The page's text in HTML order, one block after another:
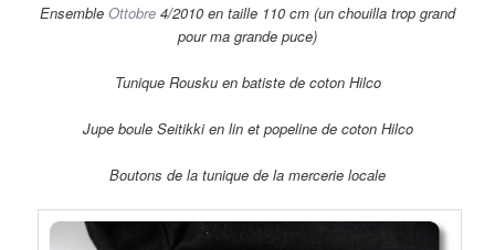
Ensemble Ottobre 4/2010 en taille 110 cm (un chouilla trop grand
pour ma grande puce)
Tunique Rousku en batiste de coton Hilco
Jupe boule Seitikki en lin et popeline de coton Hilco
Boutons de la tunique de la mercerie locale